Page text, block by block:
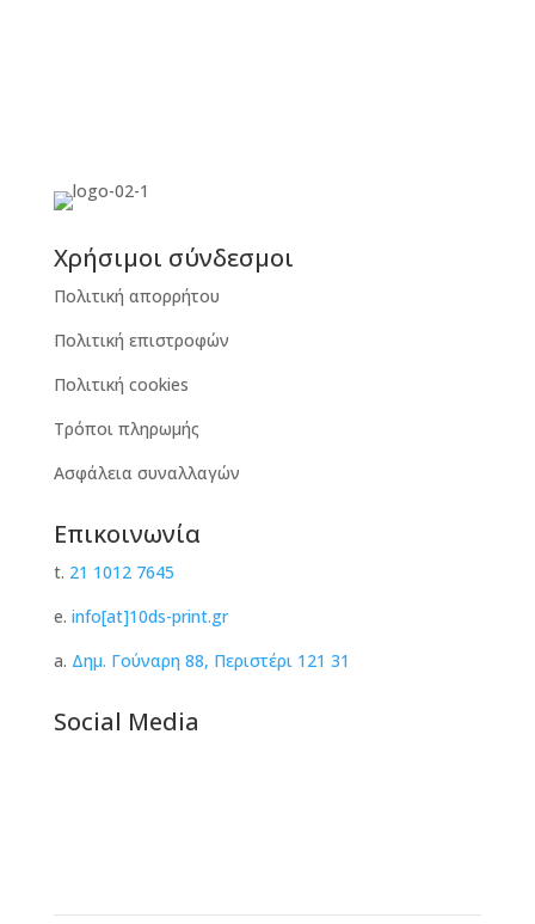
Χρήσιμοι σύνδεσμοι
Πολιτική απορρήτου
Πολιτική επιστροφών
Πολιτική cookies
Τρόποι πληρωμής
Ασφάλεια συναλλαγών
Επικοινωνία
t. 21 1012 7645
e. info[at]10ds-print.gr
a. Δημ. Γούναρη 88, Περιστέρι 121 31
Social Media